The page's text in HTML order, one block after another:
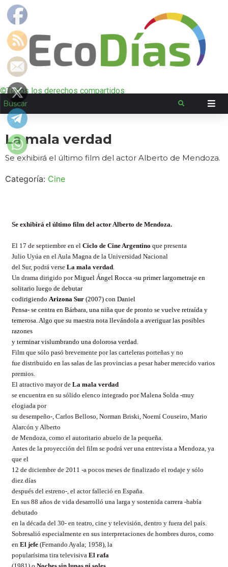
©Todos los derechos compartidos
La mala verdad
Se exhibirá el último film del actor Alberto de Mendoza.
Categoría: Cine
Se exhibirá el último film del actor Alberto de Mendoza.
El 17 de septiembre en el Ciclo de Cine Argentino que presenta
Julio Uyúa en el Aula Magna de la Universidad Nacional
del Sur, podrá verse La mala verdad.
Un drama dirigido porMiguel Ángel Rocca -su primer largometraje en
solitario luego de debutar
codirigiendo Arizona Sur (2007) con Daniel
Pensa- se centra en Bárbara, una niña que de pronto se vuelve retraída y
temerosa. Algo que su maestra nota llevándola a averiguar las posibles
razones
y terminar vislumbrando una dolorosa verdad.
Film que sólo pasó brevemente por las carteleras porteñas y no
fue distribuido en las salas de las provincias a pesar haber merecido varios
premios.
El atractivo mayor de La mala verdad
se encuentra en su sólido elenco integrado por Malena Solda -muy
elogiada por
su desempeño-, Carlos Belloso, Norman Briski, Noemí Couseiro, Mario
Alarcón y Alberto
de Mendoza, como el autoritario abuelo de la pequeña.
Antes de la proyección del film se podrá ver una entrevista a Mendoza, ya
que el
12 de diciembre de 2011 -a pocos meses de finalizado el rodaje y sólo
diez días
después del estreno-, el actor falleció en España.
En sus 88 años de vida desarrolló una larga y sostenida carrera -había
debutado
en la década del 30- en teatro, cine y televisión, dentro y fuera del país.
Sobresalió especialmente en sus interpretaciones de hombres duros, como
en El jefe (Fernando Ayala; 1958), la
popularísima tira televisiva El rafa